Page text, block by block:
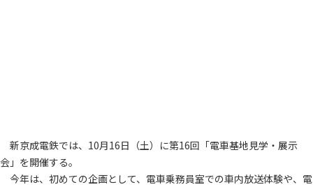
新京成電鉄では、10月16日（土）に第16回「電車基地見学・展示
会」を開催する。
今年は、初めての企画として、電車乗務員室での車内放送体験や、電